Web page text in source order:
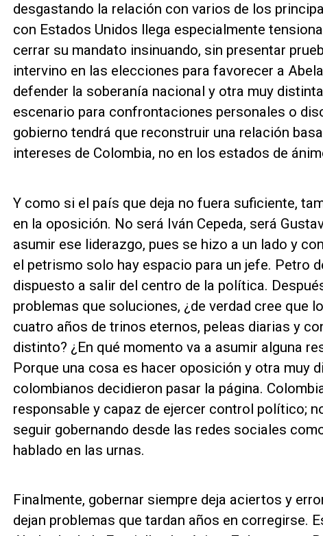
desgastando la relación con varios de los
con Estados Unidos llega especialmente
cerrar su mandato insinuando, sin presentar
intervino en las elecciones para favorecer a
defender la soberanía nacional y otra muy
escenario para confrontaciones personales o
gobierno tendrá que reconstruir una relación
intereses de Colombia, no en los estados de
Y como si el país que deja no fuera suficiente,
en la oposición. No será Iván Cepeda, será
asumir ese liderazgo, pues se hizo a un lado y
el petrismo solo hay espacio para un jefe. Petro
dispuesto a salir del centro de la política.
problemas que soluciones, ¿de verdad cree que
cuatro años de trinos eternos, peleas diarias y
distinto? ¿En qué momento va a asumir alguna
Porque una cosa es hacer oposición y otra muy
colombianos decidieron pasar la página.
responsable y capaz de ejercer control político;
seguir gobernando desde las redes sociales
hablado en las urnas.
Finalmente, gobernar siempre deja aciertos y
dejan problemas que tardan años en corregirse.